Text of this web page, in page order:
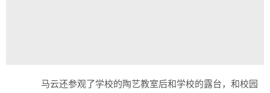
马云还参观了学校的陶艺教室后和学校的露台，和校园